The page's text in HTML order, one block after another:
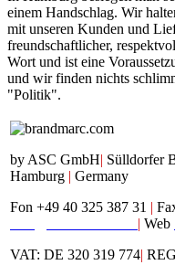
einem Handschlag. Wir
mit unseren Kunden und
freundschaftlicher,
Wort und ist eine
und wir finden nichts
"Politik".
by ASC GmbH| Sülldorfer
Hamburg | Germany
Fon +49 40 325 387 31 |
| Web
VAT: DE 320 319 774|